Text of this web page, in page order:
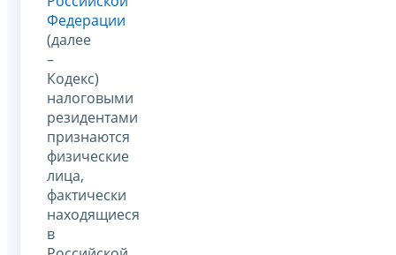
Федерации
(далее
–
Кодекс)
налоговыми
резидентами
признаются
физические
лица,
фактически
находящиеся
в